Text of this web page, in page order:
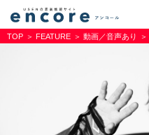
TOP FEATURE 動画／音声あり